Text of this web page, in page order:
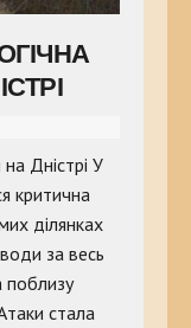
на Дністрі У
критична
ділянках
за весь
поблизу
стала